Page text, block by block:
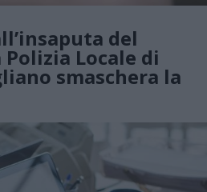
del
Locale di
smaschera la